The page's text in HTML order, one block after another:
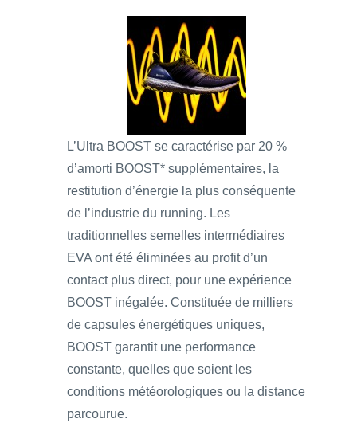
L’Ultra BOOST se caractérise par 20 %
d’amorti BOOST* supplémentaires, la
restitution d’énergie la plus conséquente
de l’industrie du running. Les
traditionnelles semelles intermédiaires
EVA ont été éliminées au profit d’un
contact plus direct, pour une expérience
BOOST inégalée. Constituée de milliers
de capsules énergétiques uniques,
BOOST garantit une performance
constante, quelles que soient les
conditions météorologiques ou la distance
parcourue.